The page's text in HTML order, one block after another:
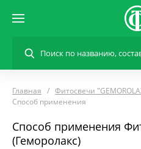
Главная
Фитосвечи
Способ применения
Способ применения
(Геморолакс)